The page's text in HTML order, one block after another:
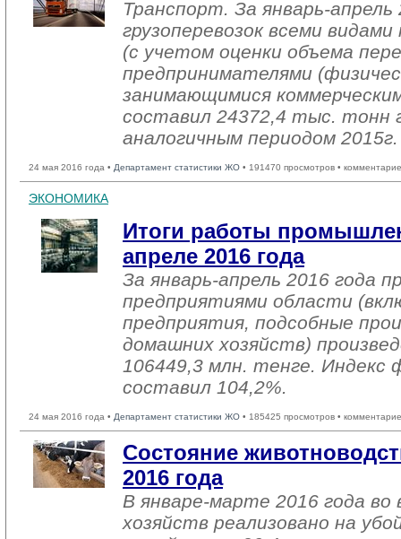
Транспорт. За январь-апрель
грузоперевозок всеми
(с учетом оценки объема
предпринимателями
занимающимися
составил 24372,4 тыс. тонн
аналогичным периодом
24 мая 2016 года • Департамент статистики ЖО • 191470 просмотров •
ЭКОНОМИКА
Итоги работы
апреле 2016 года
За январь-апрель 2016 года
предприятиями области
предприятия, подсобные
домашних хозяйств)
106449,3 млн. тенге. Индекс
составил 104,2%.
24 мая 2016 года • Департамент статистики ЖО • 185425 просмотров •
Состояние
2016 года
В январе-марте 2016 года во
хозяйств реализовано на